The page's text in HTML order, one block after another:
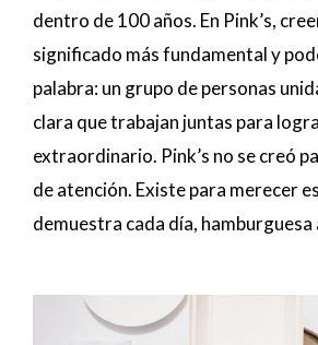
dentro de 100 años. En Pink’s,
significado más fundamental y
palabra: un grupo de personas
clara que trabajan juntas para
extraordinario. Pink’s no se creó
de atención. Existe para merecer
demuestra cada día, hamburguesa